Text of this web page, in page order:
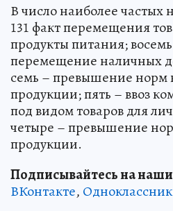
В число наиболее частых
131 факт перемещения
продукты питания;
перемещение наличных
семь – превышение норм
продукции; пять – ввоз
под видом товаров для
четыре – превышение
продукции.
Подписывайтесь на наши
ВКонтакте,